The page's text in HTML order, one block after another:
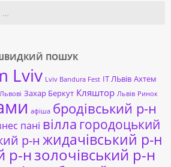
ПОШУК
Lviv Lviv Bandura Fest ІТ ЛЬвів Ахтем
Захар Беркут Кляштор Львів Ринок
афіша бродівський р-н
пані вілла городоцький
р-н жидачівський р-н
р-нзолочівський р-н